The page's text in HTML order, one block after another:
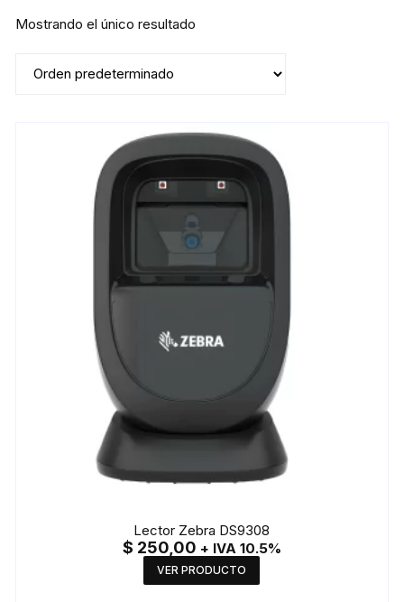
Mostrando el único resultado
Lector Zebra DS9308
$ 250,00 + IVA 10.5%
VER PRODUCTO